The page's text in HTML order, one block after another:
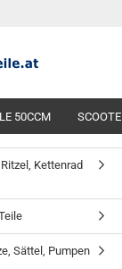
50CCM
Kettenrad
Sättel, Pumpen